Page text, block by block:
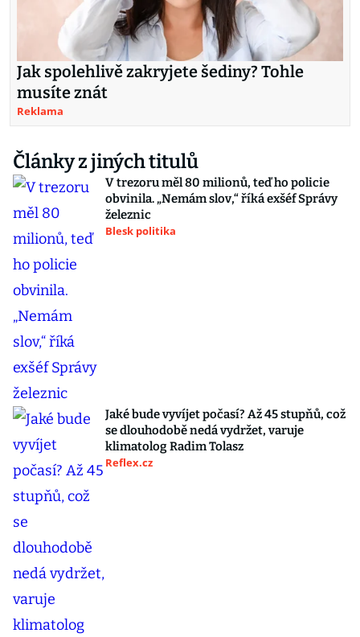
Jak spolehlivě zakryjete šediny? Tohle
musíte znát
Reklama
Články z jiných titulů
V trezoru měl 80 milionů, teď ho policie
obvinila. „Nemám slov,“ říká exšéf Správy
železnic
Blesk politika
Jaké bude vyvíjet počasí? Až 45 stupňů, což
se dlouhodobě nedá vydržet, varuje
klimatolog Radim Tolasz
Reflex.cz